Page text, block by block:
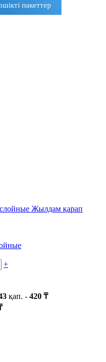
пакеттер
Жылдам қарап
+
қап. - 420 ₸